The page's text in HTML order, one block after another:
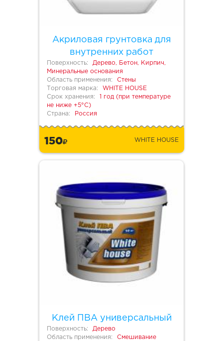
Акриловая грунтовка для
внутренних работ
Поверхность:
Дерево, Бетон, Кирпич,
Минеральные основания
Область применения:
Стены
Торговая марка:
WHITE HOUSE
Срок хранения:
1 год (при температуре
не ниже +5°С)
Страна:
Россия
150 WHITE HOUSE
Клей ПВА универсальный
Поверхность:
Дерево
Область применения:
Смешивание